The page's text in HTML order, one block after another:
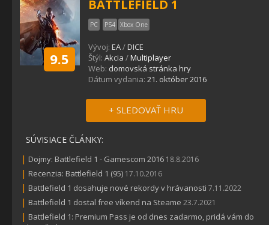
9.5
BATTLEFIELD 1
PC PS4 Xbox One
Vývoj: EA/DICE
Štýl: Akcia /Multiplayer
Web: domovská stránka hry
Dátum vydania: 21. október 2016
+ SLEDOVAŤ HRU
SÚVISIACE ČLÁNKY:
| Dojmy: Battlefield 1 - Gamescom 2016 18.8.2016
| Recenzia: Battlefield 1 (95) 17.10.2016
| Battlefield 1 dosahuje nové rekordy v hrávanosti 7.11.2022
| Battlefield 1 dostal free víkend na Steame 23.7.2021
| Battlefield 1: Premium Pass je od dnes zadarmo, pridá vám do